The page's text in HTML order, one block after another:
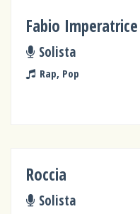
Fabio Imperatrice
Solista
Rap, Pop
Roccia
Solista